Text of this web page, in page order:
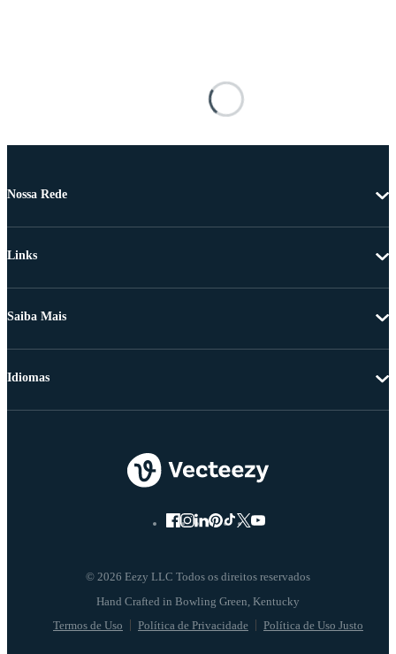
Nossa Rede
Links
Saiba Mais
© 2026 Eezy LLC Todos os direitos reservados
Termos de Uso Política de Privacidade Política de Uso Justo
Idiomas